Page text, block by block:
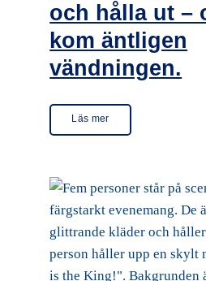
och hålla ut –
kom äntligen
vändningen.
Läs mer